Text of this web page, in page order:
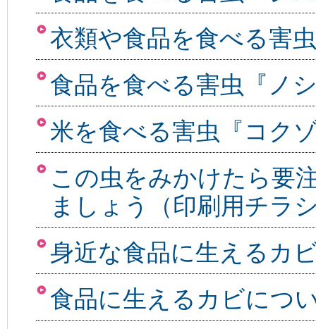
衣類や食品を食べる害
食品を食べる害虫『ノ
米を食べる害虫『コク
この虫をみかけたら要
ましょう（印刷用チラ
身近な食品に生えるカ
食品に生えるカビにつ